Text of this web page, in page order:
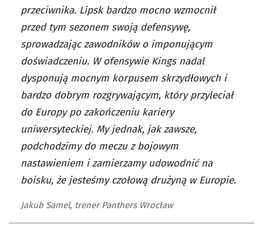
przeciwnika. Lipsk bardzo mocno wzmocnił
przed tym sezonem swoją defensywę,
sprowadzając zawodników o imponującym
doświadczeniu. W ofensywie Kings nadal
dysponują mocnym korpusem skrzydłowych i
bardzo dobrym rozgrywającym, który przyleciał
do Europy po zakończeniu kariery
uniwersyteckiej. My jednak, jak zawsze,
podchodzimy do meczu z bojowym
nastawieniem i zamierzamy udowodnić na
boisku, że jesteśmy czołową drużyną w Europie.
Jakub Samel, trener Panthers Wrocław